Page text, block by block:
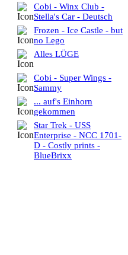
Cobi - Winx Club -
Stella's Car - Deutsch
Frozen - Ice Castle - but
no Lego
Alles LÜGE
Cobi - Super Wings -
Sammy
... auf's Einhorn
gekommen
Star Trek - USS
Enterprise - NCC 1701-
D - Costly prints -
BlueBrixx